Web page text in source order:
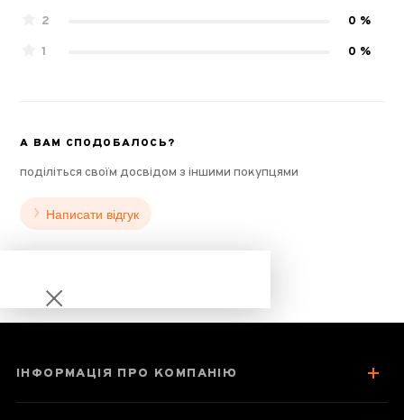
2
0 %
1
0 %
А ВАМ СПОДОБАЛОСЬ?
поділіться своїм досвідом з іншими покупцями
Написати відгук
ІНФОРМАЦІЯ ПРО КОМПАНІЮ